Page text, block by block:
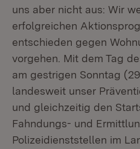
uns aber nicht aus: Wir
erfolgreichen
entschieden gegen
vorgehen. Mit dem Tag
am gestrigen Sonntag
landesweit unser
und gleichzeitig den
Fahndungs- und
Polizeidienststellen im